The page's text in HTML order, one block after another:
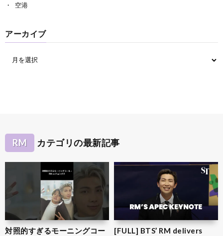
空港
アーカイブ
RM カテゴリの最新記事
対照的すぎるモーニングコー
[FULL] BTS’ RM delivers